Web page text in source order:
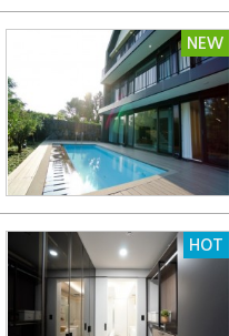
NEW
HOT